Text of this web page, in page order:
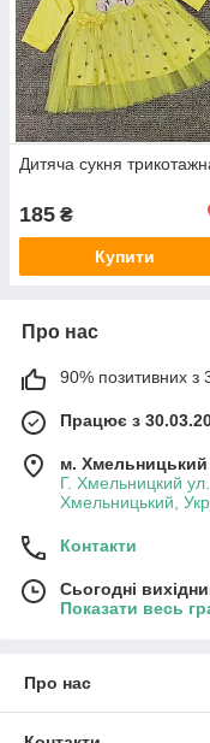
Дитяча сукня
185 ₴
Купити
Про нас
90% позитивних з
Працює з
м. Хмельницький
Г. Хмельницкий
Хмельницький,
Контакти
Сьогодні
Показати весь
Про нас